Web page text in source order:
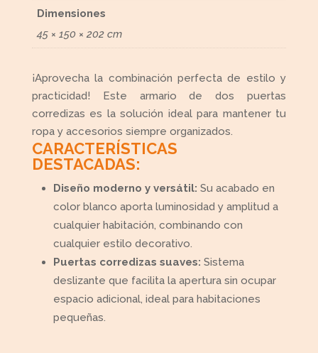
Dimensiones
45 × 150 × 202 cm
¡Aprovecha la combinación perfecta de estilo y
practicidad! Este armario de dos puertas
corredizas es la solución ideal para mantener tu
ropa y accesorios siempre organizados.
CARACTERÍSTICAS
DESTACADAS:
Diseño moderno y versátil: Su acabado en
color blanco aporta luminosidad y amplitud a
cualquier habitación, combinando con
cualquier estilo decorativo.
Puertas corredizas suaves: Sistema
deslizante que facilita la apertura sin ocupar
espacio adicional, ideal para habitaciones
pequeñas.